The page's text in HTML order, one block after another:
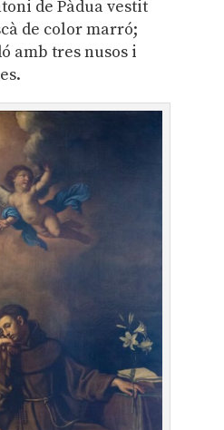
de Pàdua vestit
de color marró;
amb tres nusos i